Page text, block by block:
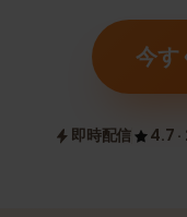
今す
即時配信 4.7